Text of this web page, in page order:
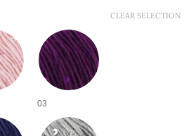
03
CLEAR SELECTION